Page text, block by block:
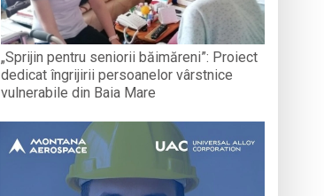
„Sprijin pentru seniorii băimăreni”: Proiect
dedicat îngrijirii persoanelor vârstnice
vulnerabile din Baia Mare